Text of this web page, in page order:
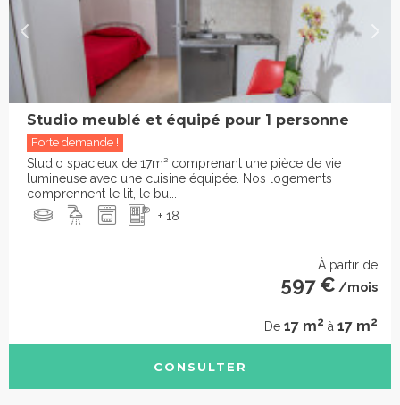
Studio meublé et équipé pour 1 personne
Forte demande !
Studio spacieux de 17m² comprenant une pièce de vie
lumineuse avec une cuisine équipée. Nos logements
comprennent le lit, le bu...
+ 18
À partir de
597 € /mois
De 17 m2 à 17 m2
CONSULTER